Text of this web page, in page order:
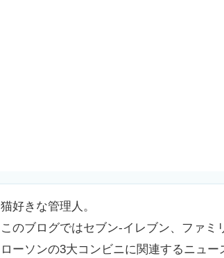
猫好きな管理人。
このブログではセブン-イレブン、ファミ
ローソンの3大コンビニに関連するニュー